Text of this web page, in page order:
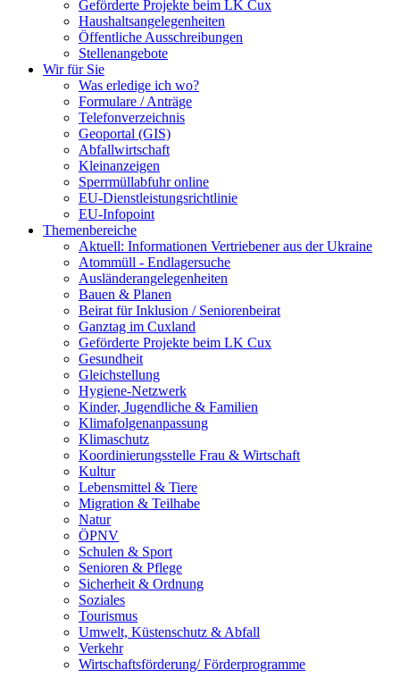
Geförderte Projekte beim LK Cux
Haushaltsangelegenheiten
Öffentliche Ausschreibungen
Stellenangebote
Wir für Sie
Was erledige ich wo?
Formulare / Anträge
Telefonverzeichnis
Geoportal (GIS)
Abfallwirtschaft
Kleinanzeigen
Sperrmüllabfuhr online
EU-Dienstleistungsrichtlinie
EU-Infopoint
Themenbereiche
Aktuell: Informationen Vertriebener aus der Ukraine
Atommüll - Endlagersuche
Ausländerangelegenheiten
Bauen & Planen
Beirat für Inklusion / Seniorenbeirat
Ganztag im Cuxland
Geförderte Projekte beim LK Cux
Gesundheit
Gleichstellung
Hygiene-Netzwerk
Kinder, Jugendliche & Familien
Klimafolgenanpassung
Klimaschutz
Koordinierungsstelle Frau & Wirtschaft
Kultur
Lebensmittel & Tiere
Migration & Teilhabe
Natur
ÖPNV
Schulen & Sport
Senioren & Pflege
Sicherheit & Ordnung
Soziales
Tourismus
Umwelt, Küstenschutz & Abfall
Verkehr
Wirtschaftsförderung/ Förderprogramme